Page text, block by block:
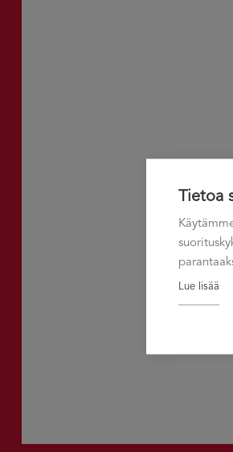
Tietoa
Lue lisää